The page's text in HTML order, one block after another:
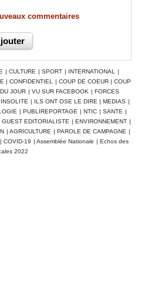
commentaires
| CULTURE | SPORT | INTERNATIONAL
|
| CONFIDENTIEL | COUP DE COEUR | COUP
JOUR | VU SUR FACEBOOK | FORCES
INSOLITE | ILS ONT OSE LE DIRE | MEDIAS |
| PUBLIREPORTAGE | NTIC | SANTE |
GUEST EDITORIALISTE | ENVIRONNEMENT |
| AGRICULTURE | PAROLE DE CAMPAGNE |
| COVID-19 | Assemblée Nationale | Echos des
2022